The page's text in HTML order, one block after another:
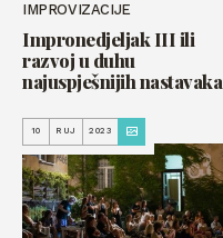
IMPROVIZACIJE
Impronedjeljak III ili
razvoj u duhu
najuspješnijih nastavaka
10 RUJ 2023